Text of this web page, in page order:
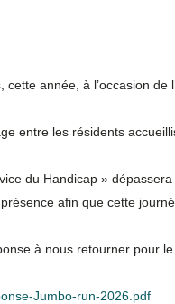
année, à l’occasion
entre les résidents
du Handicap »
afin que cette
à nous retourner pour
Jumbo-run-2026.pdf